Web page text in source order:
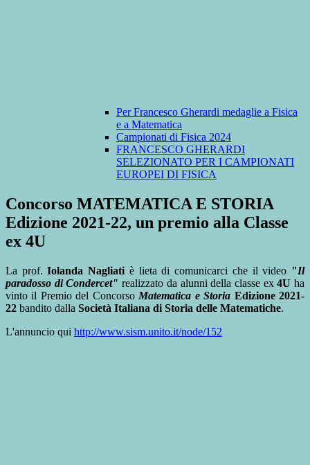
Per Francesco Gherardi medaglie a Fisica
e a Matematica
Campionati di Fisica 2024
FRANCESCO GHERARDI
SELEZIONATO PER I CAMPIONATI
EUROPEI DI FISICA
Concorso MATEMATICA E STORIA
Edizione 2021-22, un premio alla Classe
ex 4U
La prof.Iolanda Nagliati è lieta di comunicarci che il video "Il
paradosso di Condercet" realizzato da alunni della classe ex4U ha
vinto il Premio del Concorso Matematica e Storia Edizione 2021-
22 bandito dalla Società Italiana di Storia delle Matematiche.
L'annuncio qui http://www.sism.unito.it/node/152